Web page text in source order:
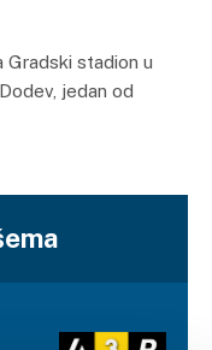
Gradski stadion u
jedan od